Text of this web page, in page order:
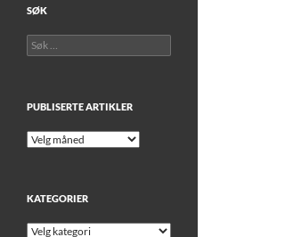
SØK
Søk
etter:
PUBLISERTE ARTIKLER
Publiserte
KATEGORIER
Kategorier